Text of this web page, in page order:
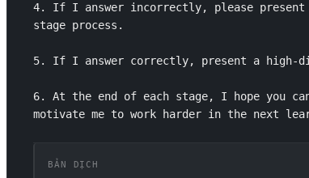
4. If I answer incorrectly, please present
stage process.
5. If I answer correctly, present a high-
6. At the end of each stage, I hope you can
motivate me to work harder in the next
BẢN DỊCH